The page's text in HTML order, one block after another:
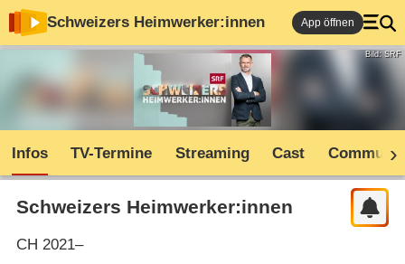
Schweizers Heimwerker:innen App öffnen
Bild: SRF
Infos TV-Termine Streaming Cast
Schweizers Heimwerker:innen
CH 2021–